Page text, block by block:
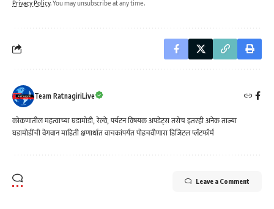
Privacy Policy. You may unsubscribe at any time.
Team RatnagiriLive
कोकणातील महत्वाच्या घडामोडी, रेल्वे, पर्यटन विषयक अपडेट्स तसेच इतरही अनेक ताज्या
घडामोडींची वेगवान माहिती क्षणार्धात वाचकांपर्यत पोहचवीणारा डिजिटल प्लॅटफॉर्म
Leave a Comment